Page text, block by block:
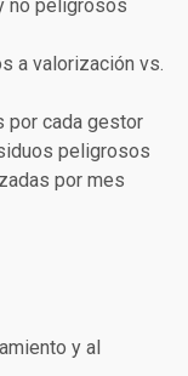
no peligrosos
a valorización vs.
por cada gestor
peligrosos
por mes
y al